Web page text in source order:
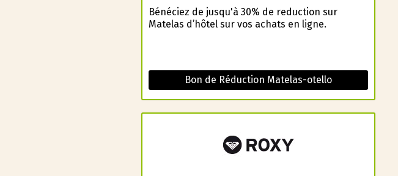
Bénéficiez de jusqu'à 30% de reduction sur
Matelas d’hôtel sur vos achats en ligne.
Bon de Réduction Matelas-otello